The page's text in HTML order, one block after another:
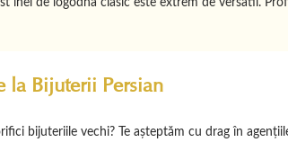
inel de logodna clasic este extrem de versatil.
la Bijuterii Persian
bijuteriile vechi? Te așteptăm cu drag în